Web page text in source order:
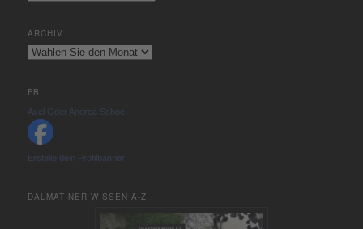
ARCHIV
Archiv
FB
Axel Oder Andrea Schoe
Erstelle dein Profilbanner
DALMATINER WISSEN A-Z